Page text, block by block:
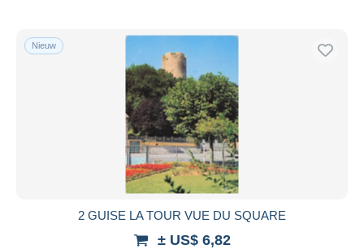
Nieuw
2 GUISE LA TOUR VUE DU SQUARE
± US$ 6,82